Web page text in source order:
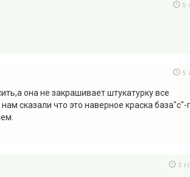
5
5
она не закрашивает штукатурку все
сказали что это наверное краска
3